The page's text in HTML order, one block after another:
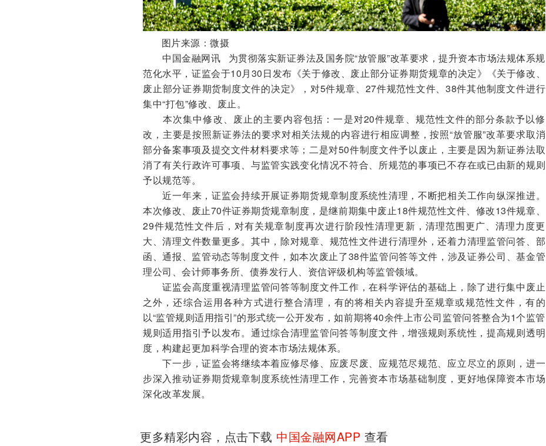
图片来源：微摄
中国金融网讯 为贯彻落实新证券法及国务院“放管服”改革要求，提升资本市场法规体系规
范化水平，证监会于10月30日发布《关于修改、废止部分证券期货规章的决定》《关于修改、
废止部分证券期货制度文件的决定》，对5件规章、27件规范性文件、38件其他制度文件进行
集中“打包”修改、废止。
本次集中修改、废止的主要内容包括：一是对20件规章、规范性文件的部分条款予以修
改，主要是按照新证券法的要求对相关法规的内容进行相应调整，按照“放管服”改革要求取消
部分备案事项及提交文件材料要求等；二是对50件制度文件予以废止，主要是因为新证券法取
消了有关行政许可事项、与监管实践变化情况不符合、所规范的事项已不存在或已由新的规则
予以规范等。
近一年来，证监会持续开展证券期货规章制度系统性清理，不断把相关工作向纵深推进。
本次修改、废止70件证券期货规章制度，是继前期集中废止18件规范性文件、修改13件规章、
29件规范性文件后，对有关规章制度再次进行阶段性清理更新，清理范围更广、清理力度更
大、清理文件数量更多。其中，除对规章、规范性文件进行清理外，还着力清理监管问答、部
函、通报、监管动态等制度文件，如本次废止了38件监管问答等文件，涉及证券公司、基金管
理公司、会计师事务所、债券发行人、资信评级机构等监管领域。
证监会高度重视清理监管问答等制度文件工作，在科学评估的基础上，除了进行集中废止
之外，还综合运用各种方式进行整合清理，有的将相关内容提升至规章或规范性文件，有的
以“监管规则适用指引”的形式统一公开发布，如前期将40余件上市公司监管问答整合为1个监管
规则适用指引予以发布。通过综合清理监管问答等制度文件，增强规则系统性，提高规则透明
度，构建起更加科学合理的资本市场法规体系。
下一步，证监会将继续本着应修尽修、应废尽废、应规范尽规范、应立尽立的原则，进一
步深入推动证券期货规章制度系统性清理工作，完善资本市场基础制度，更好地保障资本市场
深化改革发展。
更多精彩内容，点击下载 中国金融网APP 查看